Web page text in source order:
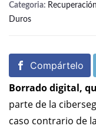
Categoria:
Duros
Compártelo
Borrado digital,
parte de la
caso contrario de